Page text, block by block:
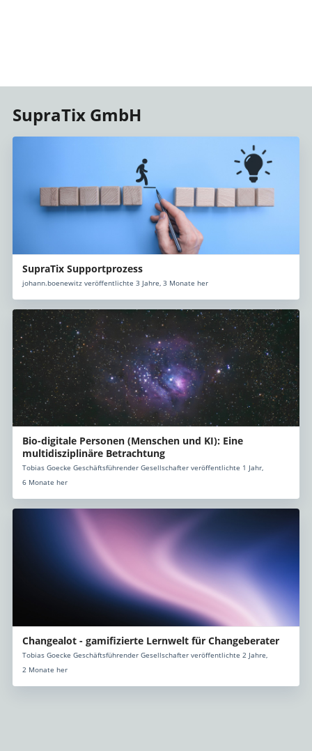
SupraTix GmbH
SupraTix Supportprozess
johann.boenewitz veröffentlichte 3 Jahre, 3 Monate her
Bio-digitale Personen (Menschen und KI): Eine
multidisziplinäre Betrachtung
Tobias Goecke Geschäftsführender Gesellschafter veröffentlichte 1 Jahr,
6 Monate her
Changealot - gamifizierte Lernwelt für Changeberater
Tobias Goecke Geschäftsführender Gesellschafter veröffentlichte 2 Jahre,
2 Monate her